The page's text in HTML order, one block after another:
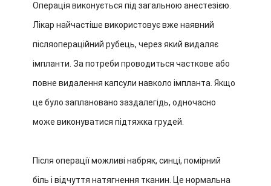
Операція виконується під загальною анестезією.
Лікар найчастіше використовує вже наявний
післяопераційний рубець, через який видаляє
імпланти. За потреби проводиться часткове або
повне видалення капсули навколо імпланта. Якщо
це було заплановано заздалегідь, одночасно
може виконуватися підтяжка грудей.
Після операції можливі набряк, синці, помірний
біль і відчуття натягнення тканин. Це нормальна